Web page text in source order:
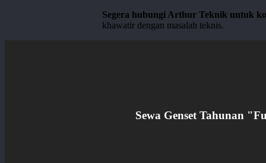
Segera hubungi Arthur Teknik untuk
khawatir dengan masalah teknis.